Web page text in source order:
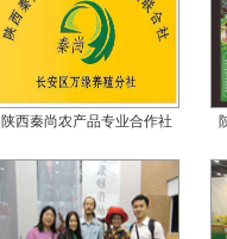
陕西秦尚农产品专业合作社